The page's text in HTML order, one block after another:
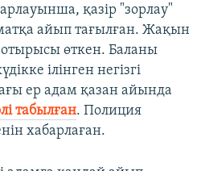
қазір "зорлау"
айып тағылған. Жақын
отырысы өткен. Баланы
ілінген негізгі
ер адам қазан айында
табылған. Полиция
хабарлаған.